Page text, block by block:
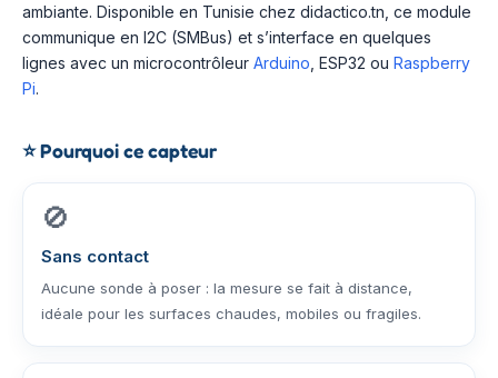
ambiante. Disponible en Tunisie chez didactico.tn, ce module
communique en I2C (SMBus) et s’interface en quelques
lignes avec un microcontrôleur Arduino , ESP32 ou Raspberry
Pi.
⭐Pourquoi ce capteur
🚫
Sans contact
Aucune sonde à poser : la mesure se fait à distance,
idéale pour les surfaces chaudes, mobiles ou fragiles.